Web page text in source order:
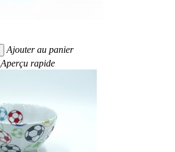
Ajouter au panier
Aperçu rapide